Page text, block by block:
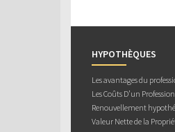
HYPOTHÈQUES
Les avantages du
Les Coûts D’un
Renouvellement
Valeur Nette de la